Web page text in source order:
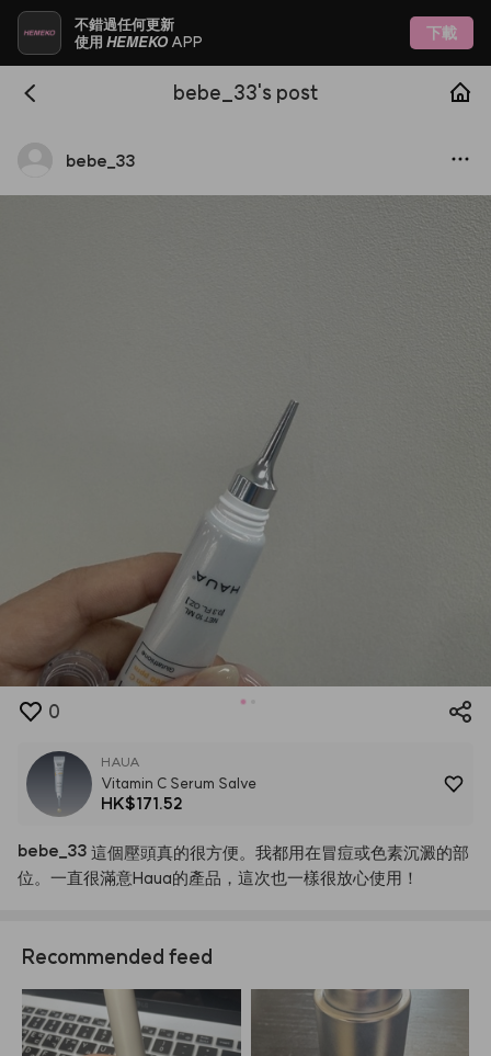
不錯過任何更新
使用 HEMEKO APP 下載
bebe_33's post
bebe 33
0
HAUA
Vitamin C Serum Salve
HK$171.52
bebe 33 這個壓頭真的很方便。我都用在冒痘或色素沉澱的部
位。一直很滿意Haua的產品，這次也一樣很放心使用！
Recommended feed